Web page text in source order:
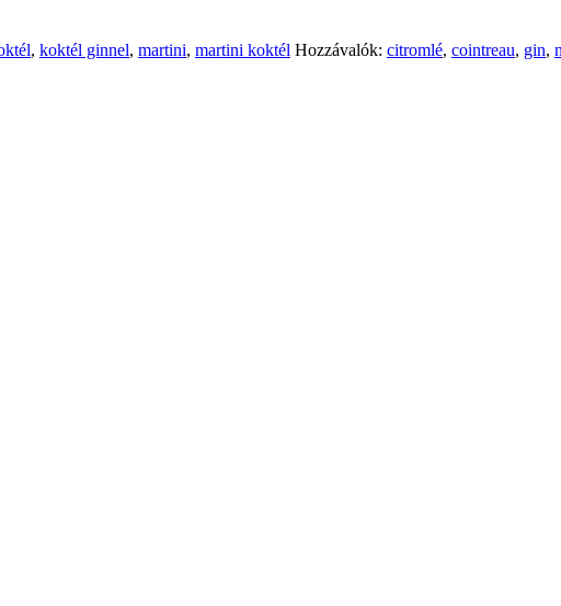
, koktél ginnel, martini, martini koktél Hozzávalók: citromlé, cointreau, gin,